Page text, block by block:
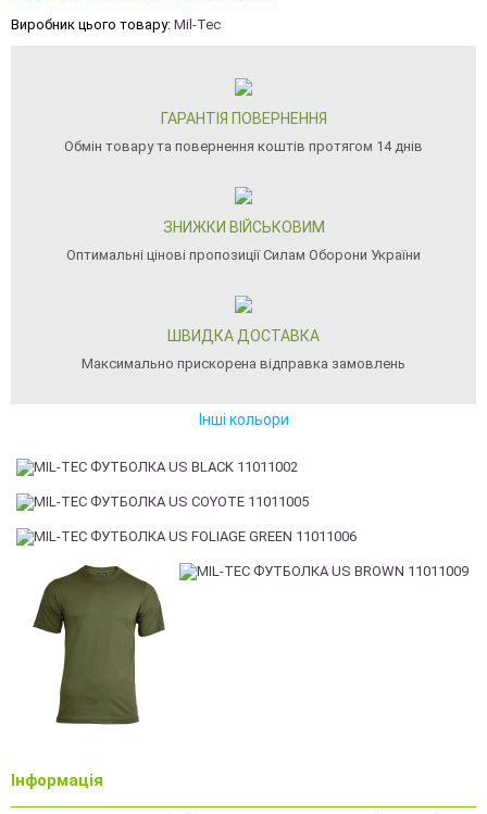
Виробник цього товару: Mil-Tec
ГАРАНТІЯ ПОВЕРНЕННЯ
Обмін товару та повернення коштів протягом 14 днів
ЗНИЖКИ ВІЙСЬКОВИМ
Оптимальні цінові пропозиції Силам Оборони України
ШВИДКА ДОСТАВКА
Максимально прискорена відправка замовлень
Інші кольори
Інформація